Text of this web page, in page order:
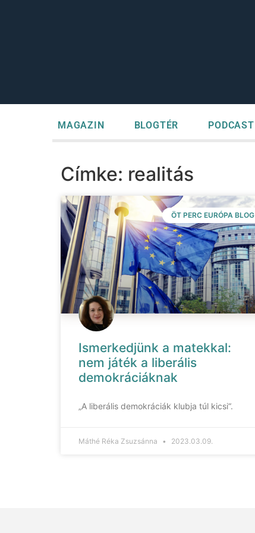
MAGAZIN BLOGTÉR PODCAST
Címke: realitás
ÖT PERC EURÓPA BLOG
Ismerkedjünk a matekkal:
nem játék a liberális
demokráciáknak
„A liberális demokráciák klubja túl kicsi“.
Máthé Réka Zsuzsánna 2023.03.09.